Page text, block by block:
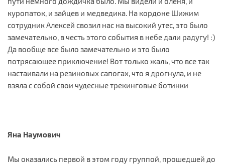
куропаток, и зайцев и медведика. На кордоне Шижим
сотрудник Алексей свозил нас на высокий утес, это было
замечательно, в честь этого события в небе дали радугу! :)
Да вообще все было замечательно и это было
потрясающее приключение! Вот только жаль, что все так
настаивали на резиновых сапогах, что я дрогнула, и не
взяла с собой свои чудесные трекинговые ботинки
Яна Наумович
Мы оказались первой в этом году группой, прошедшей до